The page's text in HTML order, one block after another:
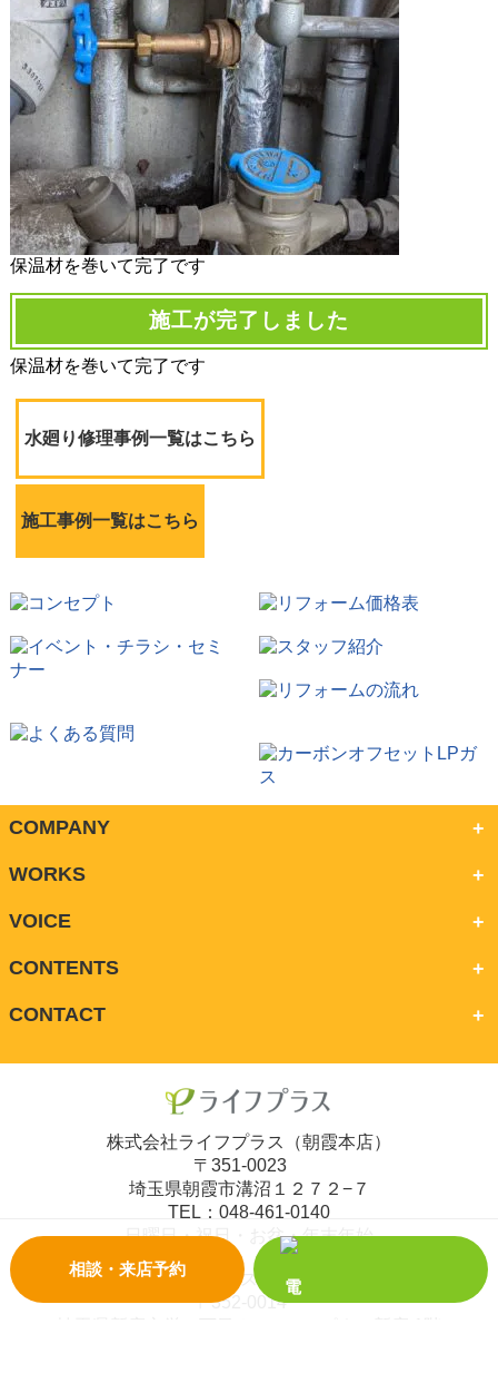
相談・来店予約
保温材を巻いて完了です
施工が完了しました
保温材を巻いて完了です
水廻り修理事例一覧はこちら
施工事例一覧はこちら
COMPANY
WORKS
VOICE
CONTENTS
CONTACT
株式会社ライフプラス（朝霞本店）
〒351-0023
埼玉県朝霞市溝沼１２７２−７
TEL：048-461-0140
日曜日・祝日・お盆・年末年始
株式会社ライフプラス（大泉学園通り店）
〒352-0014